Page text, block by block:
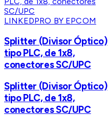
LINKEDPRO BY EPCOM
Splitter (Divisor Óptico)
tipo PLC, de 1x8,
conectores SC/UPC
Splitter (Divisor Óptico)
tipo PLC, de 1x8,
conectores SC/UPC